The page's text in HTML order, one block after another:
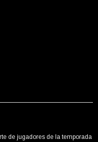
de jugadores de la temporada